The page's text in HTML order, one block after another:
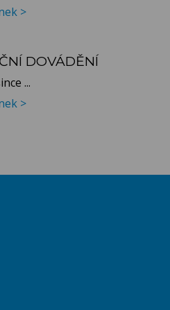
>
DOVÁDĚNÍ
...
>